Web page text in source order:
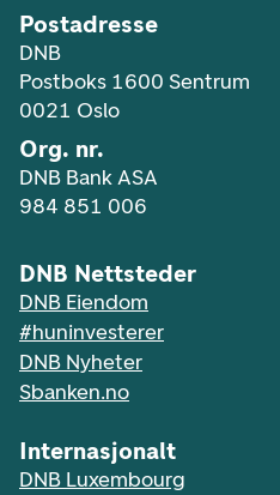
Postadresse
DNB
Postboks 1600 Sentrum
0021 Oslo
Org. nr.
DNB Bank ASA
984 851 006
DNB Nettsteder
DNB Eiendom
#huninvesterer
DNB Nyheter
Sbanken.no
Internasjonalt
DNB Luxembourg